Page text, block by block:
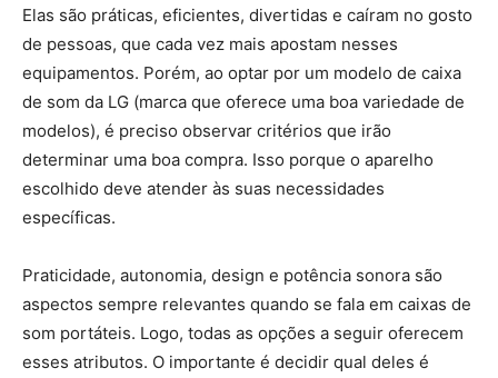
Elas são práticas, eficientes, divertidas e caíram no gosto
de pessoas, que cada vez mais apostam nesses
equipamentos. Porém, ao optar por um modelo de caixa
de som da LG (marca que oferece uma boa variedade de
modelos), é preciso observar critérios que irão
determinar uma boa compra. Isso porque o aparelho
escolhido deve atender às suas necessidades
específicas.
Praticidade, autonomia, design e potência sonora são
aspectos sempre relevantes quando se fala em caixas de
som portáteis. Logo, todas as opções a seguir oferecem
esses atributos. O importante é decidir qual deles é